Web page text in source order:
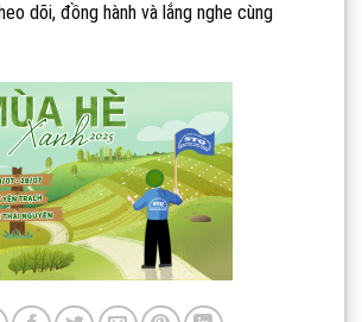
dõi, đồng hành và lắng nghe cùng